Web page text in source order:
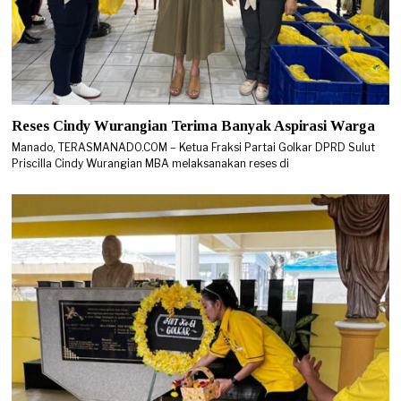
Reses Cindy Wurangian Terima Banyak Aspirasi Warga
Manado, TERASMANADO.COM – Ketua Fraksi Partai Golkar DPRD Sulut
Priscilla Cindy Wurangian MBA melaksanakan reses di